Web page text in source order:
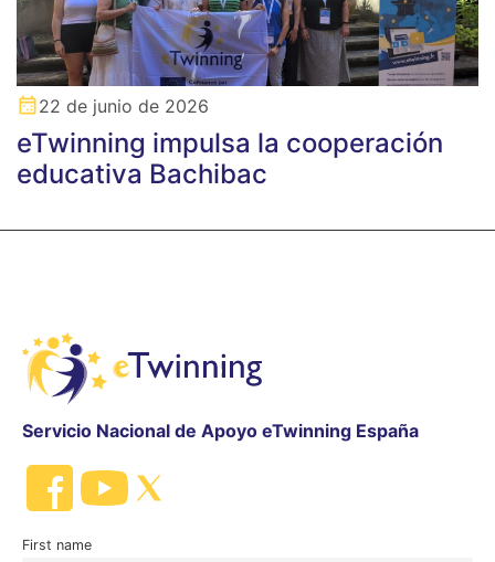
22 de junio de 2026
eTwinning impulsa la cooperación
educativa Bachibac
Servicio Nacional de Apoyo eTwinning España
First name